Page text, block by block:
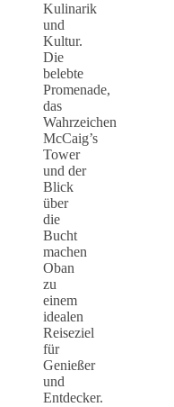
Kulinarik
und
Kultur.
Die
belebte
Promenade,
das
Wahrzeichen
McCaig’s
Tower
und der
Blick
über
die
Bucht
machen
Oban
zu
einem
idealen
Reiseziel
für
Genießer
und
Entdecker.